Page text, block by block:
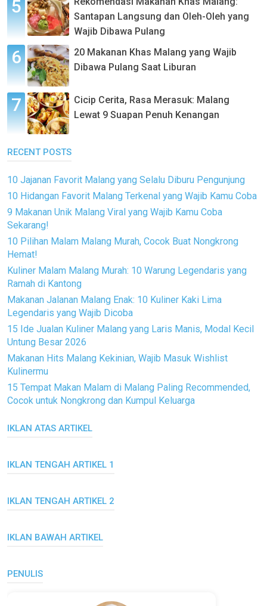
Santapan Langsung dan Oleh-Oleh yang
Wajib Dibawa Pulang
20 Makanan Khas Malang yang Wajib
Dibawa Pulang Saat Liburan
Cicip Cerita, Rasa Merasuk: Malang
Lewat 9 Suapan Penuh Kenangan
RECENT POSTS
10 Jajanan Favorit Malang yang Selalu Diburu Pengunjung
10 Hidangan Favorit Malang Terkenal yang Wajib Kamu Coba
9 Makanan Unik Malang Viral yang Wajib Kamu Coba
Sekarang!
10 Pilihan Malam Malang Murah, Cocok Buat Nongkrong
Hemat!
Kuliner Malam Malang Murah: 10 Warung Legendaris yang
Ramah di Kantong
Makanan Jalanan Malang Enak: 10 Kuliner Kaki Lima
Legendaris yang Wajib Dicoba
15 Ide Jualan Kuliner Malang yang Laris Manis, Modal Kecil
Untung Besar 2026
Makanan Hits Malang Kekinian, Wajib Masuk Wishlist
Kulinermu
15 Tempat Makan Malam di Malang Paling Recommended,
Cocok untuk Nongkrong dan Kumpul Keluarga
IKLAN ATAS ARTIKEL
IKLAN TENGAH ARTIKEL 1
IKLAN TENGAH ARTIKEL 2
IKLAN BAWAH ARTIKEL
PENULIS